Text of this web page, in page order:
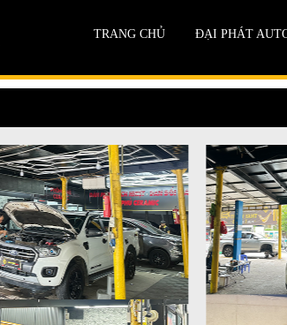
TRANG CHỦ ĐẠI PHÁT